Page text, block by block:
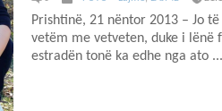
Prishtinë, 21 nëntor 2013 – Jo
vetëm me vetveten, duke i lënë
estradën tonë ka edhe nga ato ...